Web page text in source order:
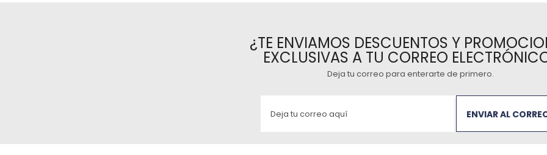
¿TE ENVIAMOS DESCUENTOS Y
EXCLUSIVAS A TU CORREO
Deja tu correo para enterarte de primero.
ENVIAR AL